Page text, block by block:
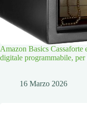
Amazon Basics Cassaforte
digitale programmabile,
16 Marzo 2026